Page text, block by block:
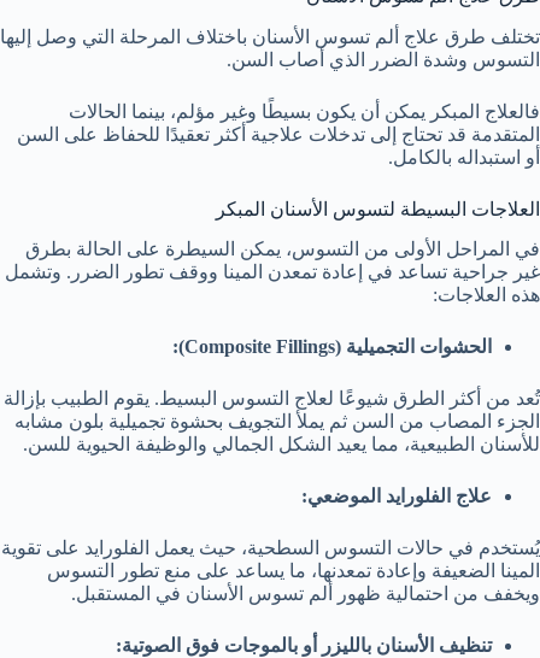
تختلف طرق علاج ألم تسوس الأسنان باختلاف المرحلة التي وصل إليها
التسوس وشدة الضرر الذي أصاب السن.
فالعلاج المبكر يمكن أن يكون بسيطًا وغير مؤلم، بينما الحالات
المتقدمة قد تحتاج إلى تدخلات علاجية أكثر تعقيدًا للحفاظ على السن
أو استبداله بالكامل.
العلاجات البسيطة لتسوس الأسنان المبكر
في المراحل الأولى من التسوس، يمكن السيطرة على الحالة بطرق
غير جراحية تساعد في إعادة تمعدن المينا ووقف تطور الضرر. وتشمل
هذه العلاجات:
الحشوات التجميلية (Composite Fillings):
تُعد من أكثر الطرق شيوعًا لعلاج التسوس البسيط. يقوم الطبيب بإزالة
الجزء المصاب من السن ثم يملأ التجويف بحشوة تجميلية بلون مشابه
للأسنان الطبيعية، مما يعيد الشكل الجمالي والوظيفة الحيوية للسن.
علاج الفلورايد الموضعي:
يُستخدم في حالات التسوس السطحية، حيث يعمل الفلورايد على تقوية
المينا الضعيفة وإعادة تمعدنها، ما يساعد على منع تطور التسوس
ويخفف من احتمالية ظهور ألم تسوس الأسنان في المستقبل.
تنظيف الأسنان بالليزر أو بالموجات فوق الصوتية: